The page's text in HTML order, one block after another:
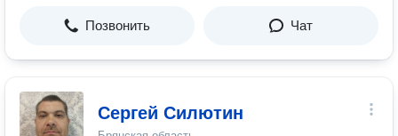
Позвонить Чат
Сергей Силютин